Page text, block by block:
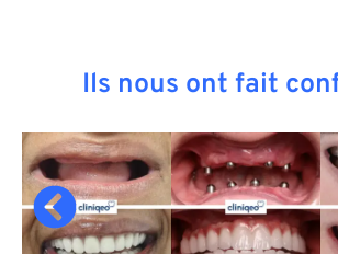
Ils nous ont fait